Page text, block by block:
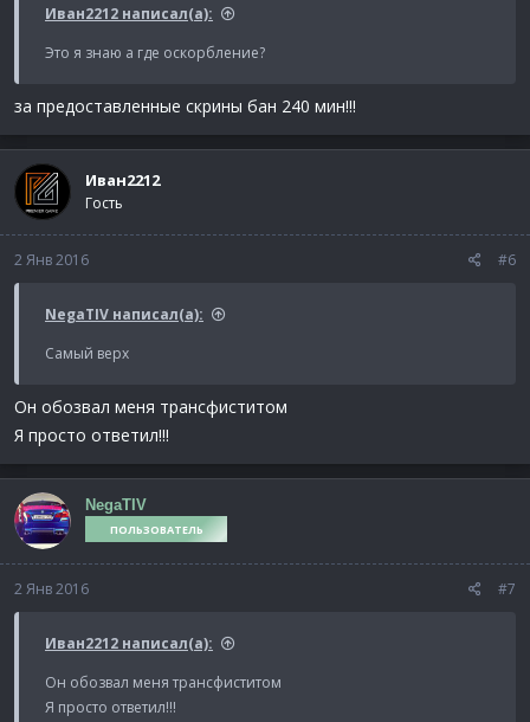
Иван2212 написал(а):
Это я знаю а где оскорбление?
за предоставленные скрины бан 240 мин!!!
Иван2212
Гость
2 Янв 2016 #6
NegaTIV написал(а):
Самый верх
Он обозвал меня трансфиститом
Я просто ответил!!!
NegaTIV
ПОЛЬЗОВАТЕЛЬ
2 Янв 2016 #7
Иван2212 написал(а):
Он обозвал меня трансфиститом
Я просто ответил!!!